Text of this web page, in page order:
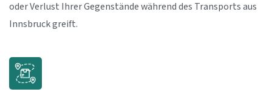
oder Verlust Ihrer Gegenstände während des Transports aus
Innsbruck greift.